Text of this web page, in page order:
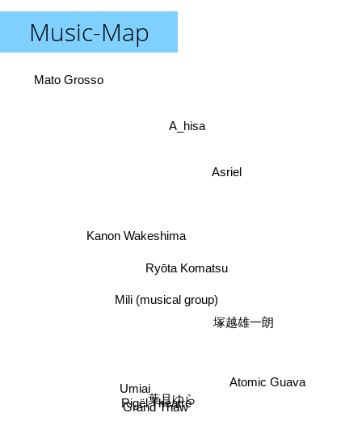
Music-Map
Grand Thaw
Rigël Theatre
Umiai
葉月ゆら
Ryōta Komatsu
Mili (musical group)
Atomic Guava
Kanon Wakeshima
塚越雄一朗
A_hisa
Mato Grosso